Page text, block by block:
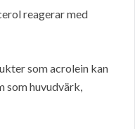
reagerar med
som acrolein kan
som huvudvärk,